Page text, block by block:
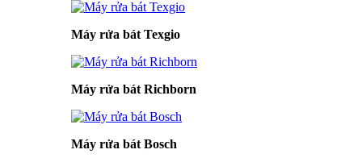
Máy rửa bát Texgio
Máy rửa bát Richborn
Máy rửa bát Bosch